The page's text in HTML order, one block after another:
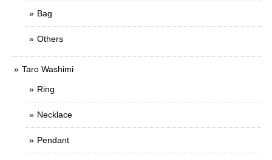
Bag
Others
Taro Washimi
Ring
Necklace
Pendant